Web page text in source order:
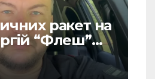
ракет на
“Флеш”
до гіршого